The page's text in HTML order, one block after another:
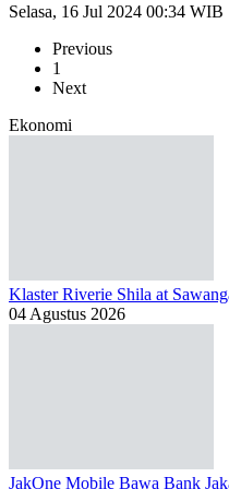
Selasa, 16 Jul 2024 00:34 WIB
Previous
1
Next
Ekonomi
Klaster Riverie Shila at
04 Agustus 2026
JakOne Mobile Bawa Bank